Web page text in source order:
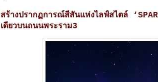
สร้างปรากฏการณ์สีสันแห่งไลฟ์สไตล์
เดียวบนถนนพระราม3